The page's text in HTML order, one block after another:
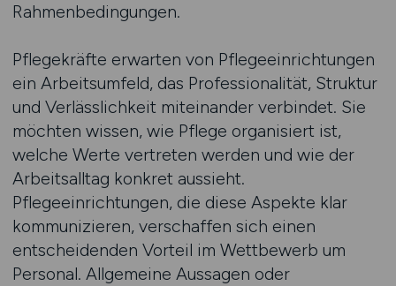
Rahmenbedingungen.
Pflegekräfte erwarten von Pflegeeinrichtungen
ein Arbeitsumfeld, das Professionalität, Struktur
und Verlässlichkeit miteinander verbindet. Sie
möchten wissen, wie Pflege organisiert ist,
welche Werte vertreten werden und wie der
Arbeitsalltag konkret aussieht.
Pflegeeinrichtungen, die diese Aspekte klar
kommunizieren, verschaffen sich einen
entscheidenden Vorteil im Wettbewerb um
Personal. Allgemeine Aussagen oder